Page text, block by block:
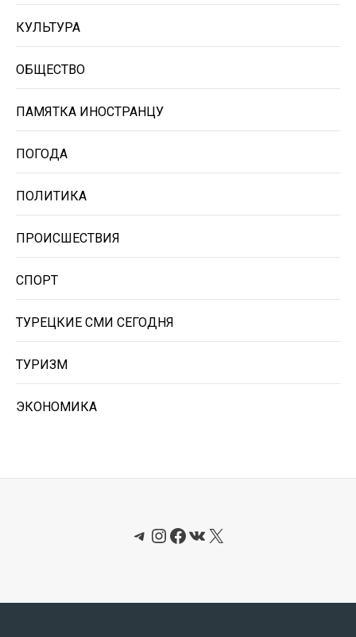
КУЛЬТУРА
ОБЩЕСТВО
ПАМЯТКА ИНОСТРАНЦУ
ПОГОДА
ПОЛИТИКА
ПРОИСШЕСТВИЯ
СПОРТ
ТУРЕЦКИЕ СМИ СЕГОДНЯ
ТУРИЗМ
ЭКОНОМИКА
Telegram
Instagram
Facebook
ВКонтакте
X